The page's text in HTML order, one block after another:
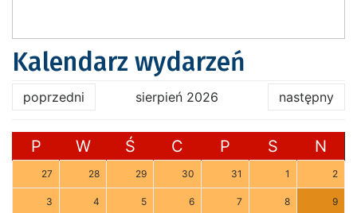
Kalendarz wydarzeń
poprzedni sierpień 2026 następny
P W Ś C P S N
27 28 29 30 31 1 2
3 4 5 6 7 8 9